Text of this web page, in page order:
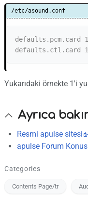
/etc/asound.conf
defaults.pcm.card 1
defaults.ctl.card 1
Yukarıdaki örnekte 1'i
Ayrıca
Resmi apulse sitesi
apulse Forum
Categories
Contents Page/tr